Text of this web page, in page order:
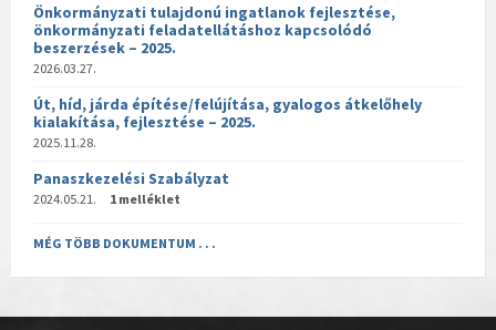
Önkormányzati tulajdonú ingatlanok fejlesztése,
önkormányzati feladatellátáshoz kapcsolódó
beszerzések – 2025.
2026.03.27.
Út, híd, járda építése/felújítása, gyalogos átkelőhely
kialakítása, fejlesztése – 2025.
2025.11.28.
Panaszkezelési Szabályzat
2024.05.21. 1 melléklet
MÉG TÖBB DOKUMENTUM . . .